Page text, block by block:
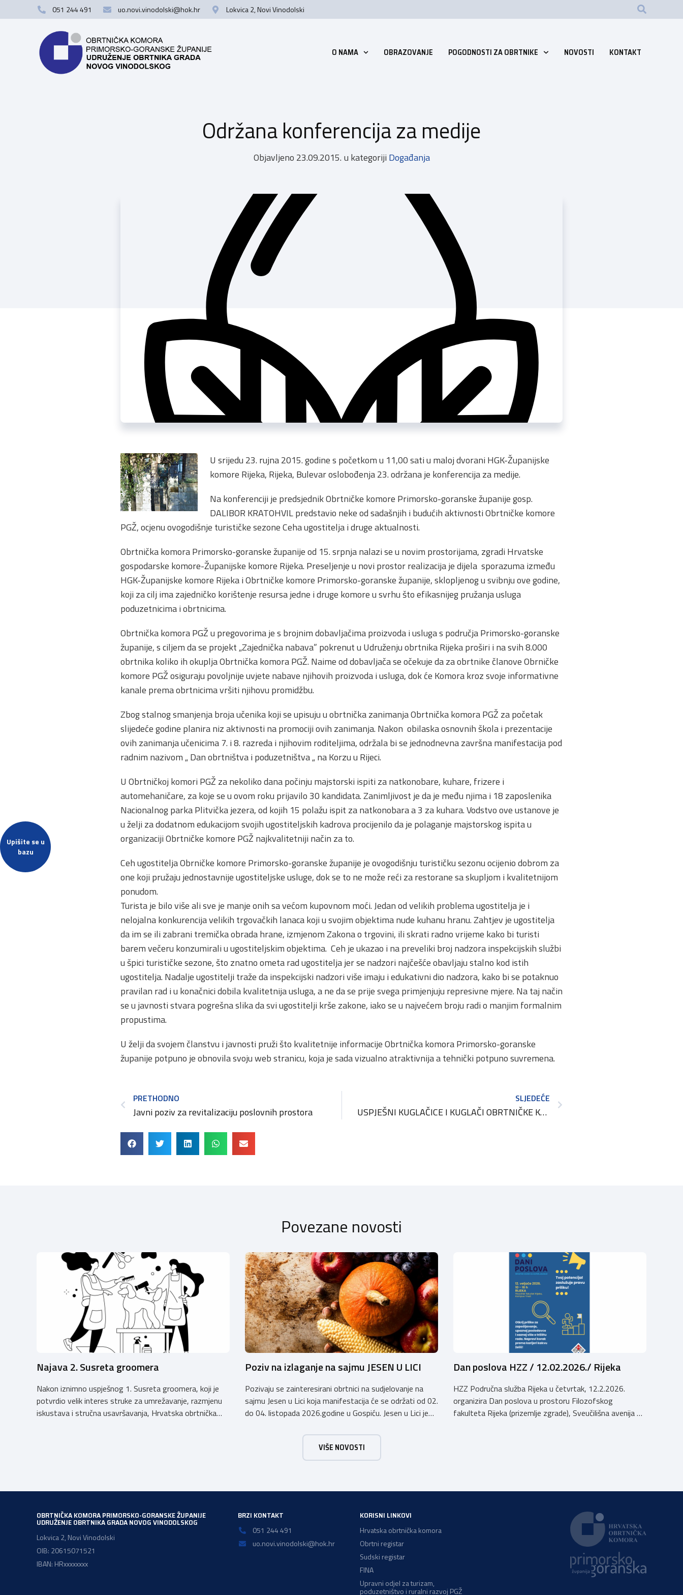
Upišite se u
bazu
051 244 491 uo.novi.vinodolski@hok.hr Lokvica 2, Novi Vinodolski
O NAMA OBRAZOVANJE POGODNOSTI ZA OBRTNIKE NOVOSTI KONTAKT
Održana konferencija za medije
Objavljeno 23.09.2015. u kategoriji Događanja
U srijedu 23. rujna 2015. godine s početkom u 11,00 sati u maloj dvorani HGK-Županijske
komore Rijeka, Rijeka, Bulevar oslobođenja 23. održana je konferencija za medije.
Na konferenciji je predsjednik Obrtničke komore Primorsko-goranske županije gosp.
DALIBOR KRATOHVIL predstavio neke od sadašnjih i budućih aktivnosti Obrtničke komore
PGŽ, ocjenu ovogodišnje turističke sezone Ceha ugostitelja i druge aktualnosti.
Obrtnička komora Primorsko-goranske županije od 15. srpnja nalazi se u novim prostorijama, zgradi Hrvatske
gospodarske komore-Županijske komore Rijeka. Preseljenje u novi prostor realizacija je dijela sporazuma između
HGK-Županijske komore Rijeka i Obrtničke komore Primorsko-goranske županije, sklopljenog u svibnju ove godine,
koji za cilj ima zajedničko korištenje resursa jedne i druge komore u svrhu što efikasnijeg pružanja usluga
poduzetnicima i obrtnicima.
Obrtnička komora PGŽ u pregovorima je s brojnim dobavljačima proizvoda i usluga s područja Primorsko-goranske
županije, s ciljem da se projekt „Zajednička nabava” pokrenut u Udruženju obrtnika Rijeka proširi i na svih 8.000
obrtnika koliko ih okuplja Obrtnička komora PGŽ. Naime od dobavljača se očekuje da za obrtnike članove Obrničke
komore PGŽ osiguraju povoljnije uvjete nabave njihovih proizvoda i usluga, dok će Komora kroz svoje informativne
kanale prema obrtnicima vršiti njihovu promidžbu.
Zbog stalnog smanjenja broja učenika koji se upisuju u obrtnička zanimanja Obrtnička komora PGŽ za početak
slijedeće godine planira niz aktivnosti na promociji ovih zanimanja. Nakon obilaska osnovnih škola i prezentacije
ovih zanimanja učenicima 7. i 8. razreda i njihovim roditeljima, održala bi se jednodnevna završna manifestacija pod
radnim nazivom „ Dan obrtništva i poduzetništva „ na Korzu u Rijeci.
U Obrtničkoj komori PGŽ za nekoliko dana počinju majstorski ispiti za natkonobare, kuhare, frizere i
automehaničare, za koje se u ovom roku prijavilo 30 kandidata. Zanimljivost je da je među njima i 18 zaposlenika
Nacionalnog parka Plitvička jezera, od kojih 15 polažu ispit za natkonobara a 3 za kuhara. Vodstvo ove ustanove je
u želji za dodatnom edukacijom svojih ugostiteljskih kadrova procijenilo da je polaganje majstorskog ispita u
organizaciji Obrtničke komore PGŽ najkvalitetniji način za to.
Ceh ugostitelja Obrničke komore Primorsko-goranske županije je ovogodišnju turističku sezonu ocijenio dobrom za
one koji pružaju jednostavnije ugostiteljske usluge, dok se to ne može reći za restorane sa skupljom i kvalitetnijom
ponudom.
Turista je bilo više ali sve je manje onih sa većom kupovnom moći. Jedan od velikih problema ugostitelja je i
nelojalna konkurencija velikih trgovačkih lanaca koji u svojim objektima nude kuhanu hranu. Zahtjev je ugostitelja
da im se ili zabrani tremička obrada hrane, izmjenom Zakona o trgovini, ili skrati radno vrijeme kako bi turisti
barem večeru konzumirali u ugostiteljskim objektima. Ceh je ukazao i na preveliki broj nadzora inspekcijskih službi
u špici turističke sezone, što znatno ometa rad ugostitelja jer se nadzori najčešće obavljaju stalno kod istih
ugostitelja. Nadalje ugostitelji traže da inspekcijski nadzori više imaju i edukativni dio nadzora, kako bi se potaknuo
pravilan rad i u konačnici dobila kvalitetnija usluga, a ne da se prije svega primjenjuju represivne mjere. Na taj način
se u javnosti stvara pogrešna slika da svi ugostitelji krše zakone, iako se u najvećem broju radi o manjim formalnim
propustima.
U želji da svojem članstvu i javnosti pruži što kvalitetnije informacije Obrtnička komora Primorsko-goranske
županije potpuno je obnovila svoju web stranicu, koja je sada vizualno atraktivnija a tehnički potpuno suvremena.
PRETHODNO
Javni poziv za revitalizaciju poslovnih prostora
SLJEDEĆE
USPJEŠNI KUGLAČICE I KUGLAČI OBRTNIČKE KOMORE PGŽ
Povezane novosti
Najava 2. Susreta groomera
Nakon iznimno uspješnog 1. Susreta groomera, koji je
potvrdio velik interes struke za umrežavanje, razmjenu
iskustava i stručna usavršavanja, Hrvatska obrtnička
Poziv na izlaganje na sajmu JESEN U LICI
Pozivaju se zainteresirani obrtnici na sudjelovanje na
sajmu Jesen u Lici koja manifestacija će se održati od 02.
do 04. listopada 2026.godine u Gospiću. Jesen u Lici je
u Gospiću i prerasla je u najznačajnjiju gospodarsku,
kulturnu i etno manifestaciju na području Ličko-senjske
županije. Organizator izložbe […]
Dan poslova HZZ / 12.02.2026./ Rijeka
HZZ Područna služba Rijeka u četvrtak, 12.2.2026.
organizira Dan poslova u prostoru Filozofskog
fakulteta Rijeka (prizemlje zgrade), Sveučilišna avenija 4,
VIŠE NOVOSTI
OBRTNIČKA KOMORA PRIMORSKO-GORANSKE ŽUPANIJE
UDRUŽENJE OBRTNIKA GRADA NOVOG VINODOLSKOG
Lokvica 2, Novi Vinodolski
OIB: 20615071521
IBAN: HRxxxxxxxx
BRZI KONTAKT
051 244 491
uo.novi.vinodolski@hok.hr
KORISNI LINKOVI
Hrvatska obrtnička komora
Obrtni registar
Sudski registar
FINA
Upravni odjel za turizam,
poduzetništvo i ruralni razvoj PGŽ